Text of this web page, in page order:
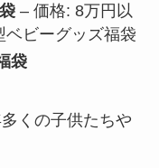
– 価格: 8万円以
ベビーグッズ福袋
袋
くの子供たちや